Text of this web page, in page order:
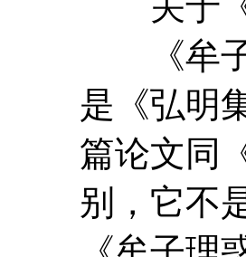
《牟
是《弘明
篇论文同
别，它不